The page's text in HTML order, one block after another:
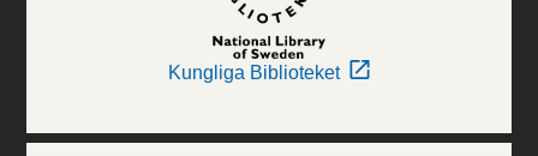
Kungliga Biblioteket